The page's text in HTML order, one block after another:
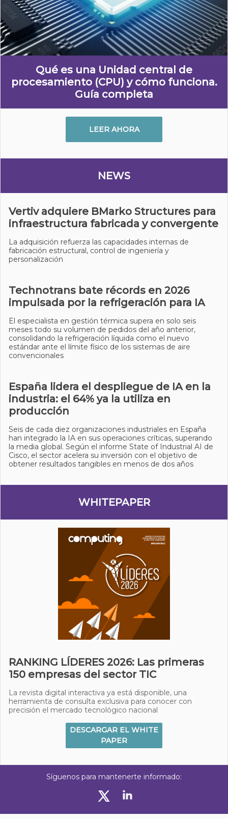
Qué es una Unidad central de
procesamiento (CPU) y cómo funciona.
Guía completa
LEER AHORA
NEWS
Vertiv adquiere BMarko Structures para
infraestructura fabricada y convergente
La adquisición refuerza las capacidades internas de
fabricación estructural, control de ingeniería y
personalización
Technotrans bate récords en 2026
impulsada por la refrigeración para IA
El especialista en gestión térmica supera en solo seis
meses todo su volumen de pedidos del año anterior,
consolidando la refrigeración líquida como el nuevo
estándar ante el límite físico de los sistemas de aire
convencionales
España lidera el despliegue de IA en la
industria: el 64% ya la utiliza en
producción
Seis de cada diez organizaciones industriales en España
han integrado la IA en sus operaciones críticas, superando
la media global. Según el informe State of Industrial AI de
Cisco, el sector acelera su inversión con el objetivo de
obtener resultados tangibles en menos de dos años
WHITEPAPER
RANKING LÍDERES 2026: Las primeras
150 empresas del sector TIC
La revista digital interactiva ya está disponible, una
herramienta de consulta exclusiva para conocer con
precisión el mercado tecnológico nacional
DESCARGAR EL WHITE
PAPER
Síguenos para mantenerte informado: